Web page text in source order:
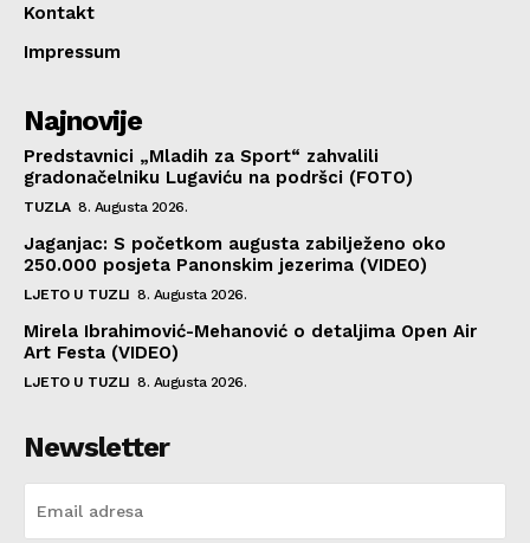
Kontakt
Impressum
Najnovije
Predstavnici „Mladih za Sport“ zahvalili
gradonačelniku Lugaviću na podršci (FOTO)
TUZLA 8. Augusta 2026.
Jaganjac: S početkom augusta zabilježeno oko
250.000 posjeta Panonskim jezerima (VIDEO)
LJETO U TUZLI 8. Augusta 2026.
Mirela Ibrahimović-Mehanović o detaljima Open Air
Art Festa (VIDEO)
LJETO U TUZLI 8. Augusta 2026.
Newsletter